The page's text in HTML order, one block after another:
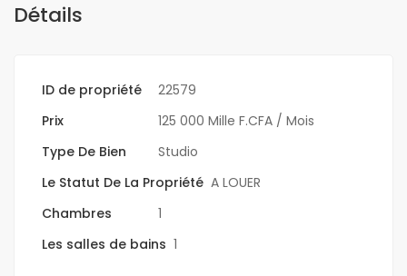
Détails
ID de propriété
22579
Prix
125 000 Mille F.CFA / Mois
Type De Bien
Studio
Le Statut De La Propriété A LOUER
Chambres
1
Les salles de bains 1